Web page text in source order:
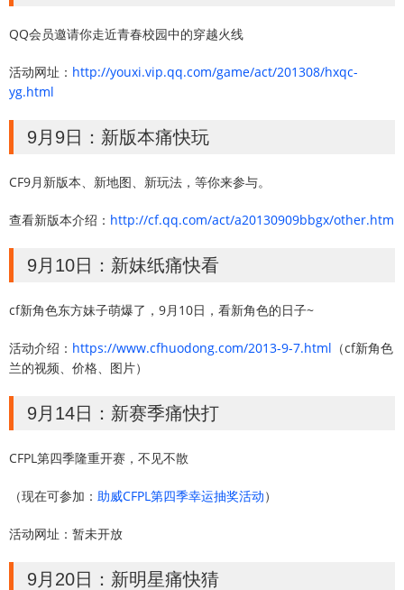
QQ会员邀请你走近青春校园中的穿越火线
活动网址： http://youxi.vip.qq.com/game/act/201308/hxqc-
yg.html
9月9日：新版本痛快玩
CF9月新版本、新地图、新玩法，等你来参与。
查看新版本介绍： http://cf.qq.com/act/a20130909bbgx/other.htm
9月10日：新妹纸痛快看
cf新角色东方妹子萌爆了，9月10日，看新角色的日子~
活动介绍： https://www.cfhuodong.com/2013-9-7.html （cf新角色
兰的视频、价格、图片）
9月14日：新赛季痛快打
CFPL第四季隆重开赛，不见不散
（现在可参加： 助威CFPL第四季幸运抽奖活动）
活动网址：暂未开放
9月20日：新明星痛快猜